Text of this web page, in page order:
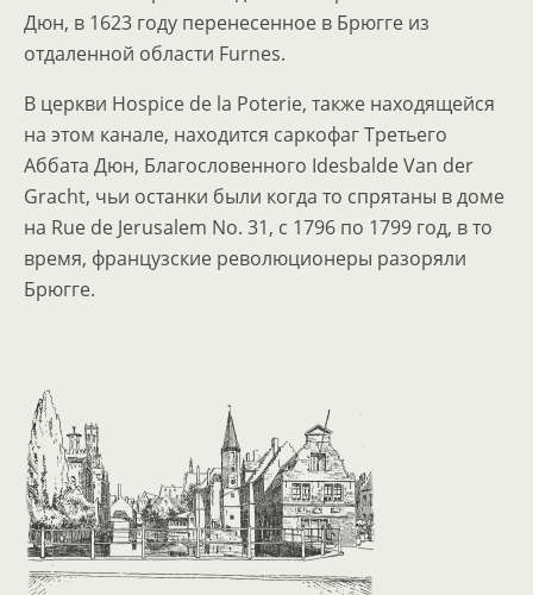
Дюн, в 1623 году перенесенное в Брюгге из
отдаленной области Furnes.
В церкви Hospice de la Poterie, также находящейся
на этом канале, находится саркофаг Третьего
Аббата Дюн, Благословенного Idesbalde Van der
Gracht, чьи останки были когда то спрятаны в доме
на Rue de Jerusalem No. 31, c 1796 по 1799 год, в то
время, французские революционеры разоряли
Брюгге.